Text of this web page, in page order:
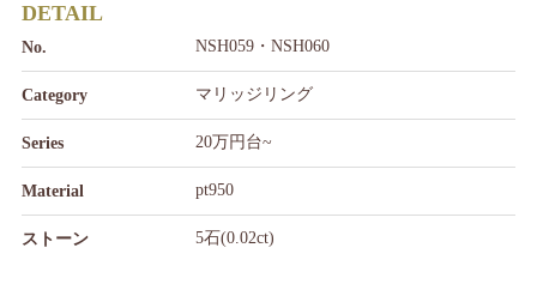
DETAIL
No. NSH059・NSH060
Category マリッジリング
Series 20万円台~
Material pt950
ストーン 5石(0.02ct)